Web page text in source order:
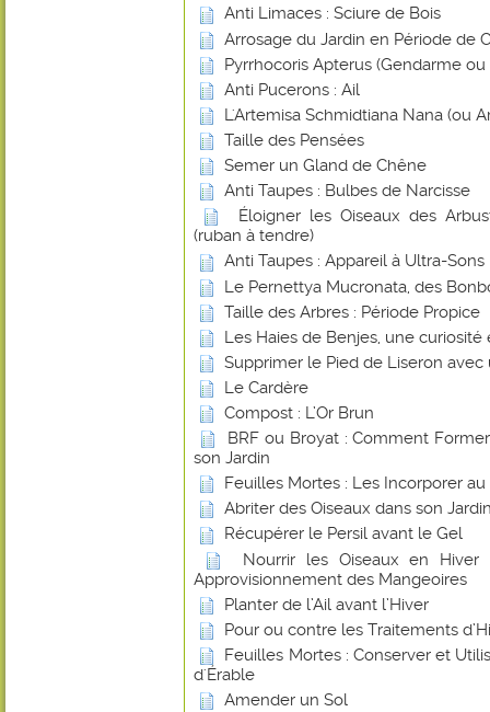
Anti Limaces : Sciure de Bois
Arrosage du Jardin en Période de
Pyrrhocoris Apterus (Gendarme ou
Anti Pucerons : Ail
L'Artemisa Schmidtiana Nana (ou
Taille des Pensées
Semer un Gland de Chêne
Anti Taupes : Bulbes de Narcisse
Éloigner les Oiseaux des
(ruban à tendre)
Anti Taupes : Appareil à Ultra-Sons
Le Pernettya Mucronata, des
Taille des Arbres : Période Propice
Les Haies de Benjes, une
Supprimer le Pied de Liseron
Le Cardère
Compost : L’Or Brun
BRF ou Broyat : Comment
son Jardin
Feuilles Mortes : Les Incorporer
Abriter des Oiseaux dans son
Récupérer le Persil avant le Gel
Nourrir les Oiseaux en
Approvisionnement des Mangeoires
Planter de l’Ail avant l’Hiver
Pour ou contre les Traitements
Feuilles Mortes : Conserver et
d'Érable
Amender un Sol